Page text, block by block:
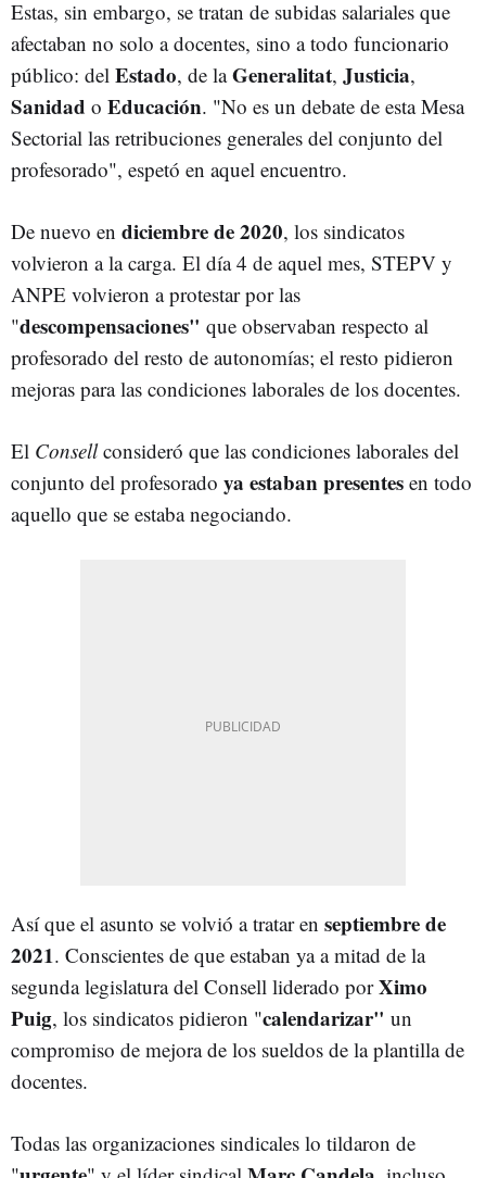
Estas, sin embargo, se tratan de subidas salariales que
afectaban no solo a docentes, sino a todo funcionario
público: del Estado, de laGeneralitat, Justicia,
Sanidad o Educación. "No es un debate de esta Mesa
Sectorial las retribuciones generales del conjunto del
profesorado", espetó en aquel encuentro.
De nuevo en diciembre de 2020, los sindicatos
volvieron a la carga. El día 4 de aquel mes, STEPV y
ANPE volvieron a protestar por las
"descompensaciones" que observaban respecto al
profesorado del resto de autonomías; el resto pidieron
mejoras para las condiciones laborales de los docentes.
El Consellconsideró que las condiciones laborales del
conjunto del profesorado ya estaban presentes en todo
aquello que se estaba negociando.
Así que el asunto se volvió a tratar en septiembre de
2021. Conscientes de que estaban ya a mitad de la
segunda legislatura del Consell liderado porXimo
Puig, los sindicatos pidieron "calendarizar" un
compromiso de mejora de los sueldos de la plantilla de
docentes.
Todas las organizaciones sindicales lo tildaron de